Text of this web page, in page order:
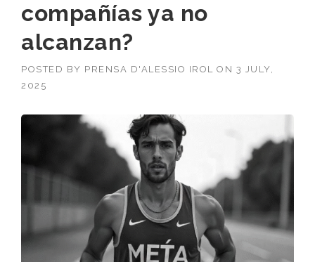
compañías ya no
alcanzan?
POSTED BY PRENSA D'ALESSIO IROL ON 3 JULY,
2025